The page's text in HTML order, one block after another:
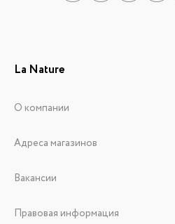
La Nature
О компании
Адреса магазинов
Вакансии
Правовая информация